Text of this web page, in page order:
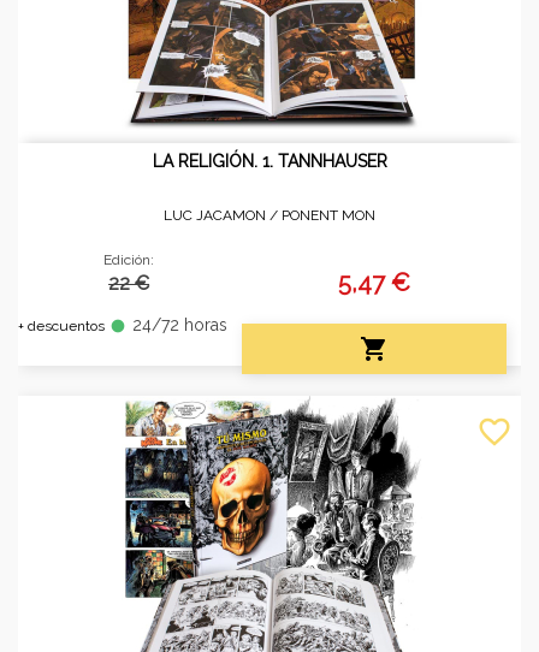
LA RELIGIÓN. 1. TANNHAUSER
LUC JACAMON / PONENT MON
Edición:
22 €
+ descuentos fiber_manual_record 24/72 horas
5,47 €

favorite_border